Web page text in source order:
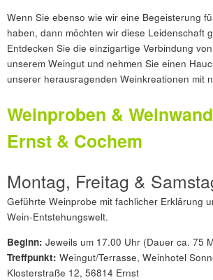
Wenn Sie ebenso wie wir eine Begeisterung
haben, dann möchten wir diese Leidenschaft
Entdecken Sie die einzigartige Verbindung
unserem Weingut und nehmen Sie einen
unserer herausragenden Weinkreationen mit
Weinproben &
Ernst & Cochem
Montag, Freitag &
Geführte Weinprobe mit fachlicher Erklärung
Wein-Entstehungswelt.
Beginn: Jeweils um 17.00 Uhr (Dauer ca. 75
Treffpunkt: Weingut/Terrasse, Weinhotel
Klosterstraße 12, 56814 Ernst